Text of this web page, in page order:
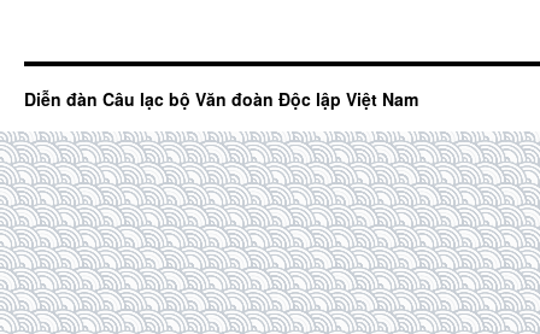
Diễn đàn Câu lạc bộ Văn đoàn Độc lập Việt Nam